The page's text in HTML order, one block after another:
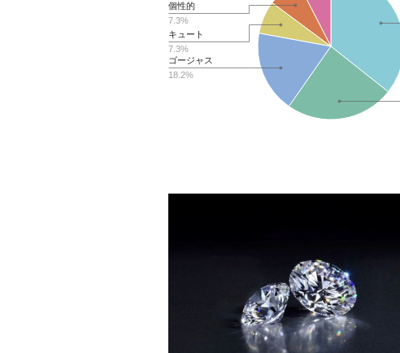
ゴージャス
18.2%
キュート
7.3%
個性的
7.3%